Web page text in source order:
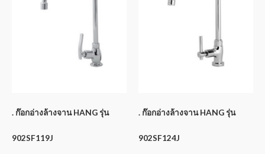
. ก๊อกอ่างล้างจาน HANG รุ่น
902SF119J
. ก๊อกอ่างล้างจาน HANG รุ่น
902SF124J